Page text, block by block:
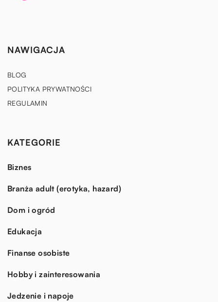
NAWIGACJA
BLOG
POLITYKA PRYWATNOŚCI
REGULAMIN
KATEGORIE
Biznes
Branża adult (erotyka, hazard)
Dom i ogród
Edukacja
Finanse osobiste
Hobby i zainteresowania
Jedzenie i napoje